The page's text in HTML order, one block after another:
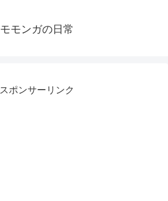
モモンガの日常
スポンサーリンク